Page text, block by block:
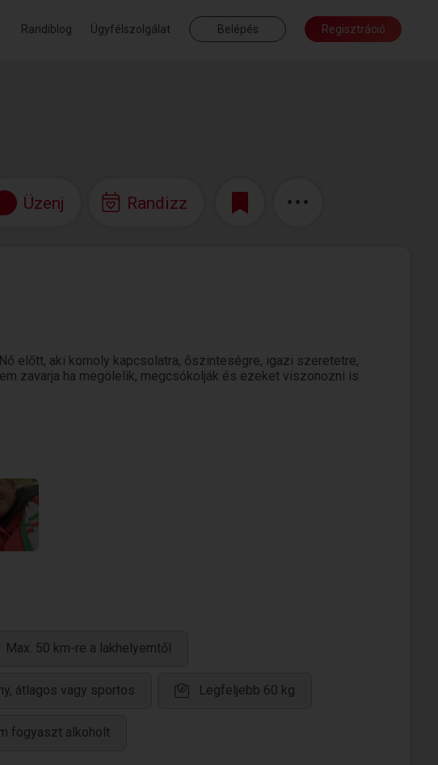
Randiblog Ügyfélszolgálat Belépés Regisztráció
Üzenj Randizz
előtt, aki komoly kapcsolatra, őszinteségre, igazi szeretetre,
zavarja ha megölelik, megcsókolják és ezeket viszonozni is
Max. 50 km-re a lakhelyemtől
átlagos vagy sportos Legfeljebb 60 kg
fogyaszt alkoholt